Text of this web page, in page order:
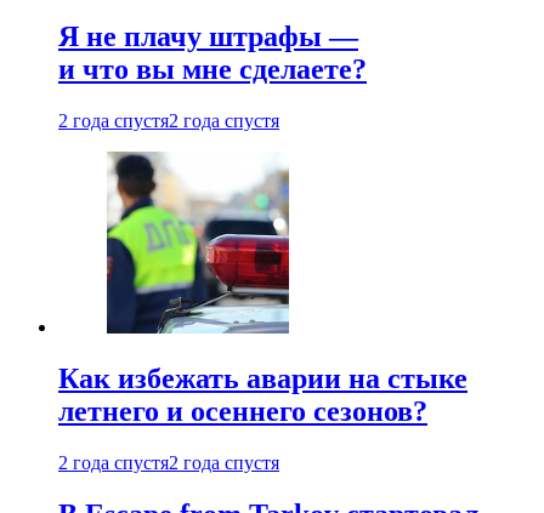
Я не плачу штрафы —
и что вы мне сделаете?
2 года спустя2 года спустя
Как избежать аварии на стыке
летнего и осеннего сезонов?
2 года спустя2 года спустя